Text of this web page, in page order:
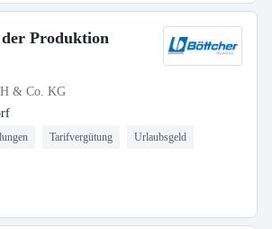
Produktion
& Co. KG
Tarifvergütung Urlaubsgeld